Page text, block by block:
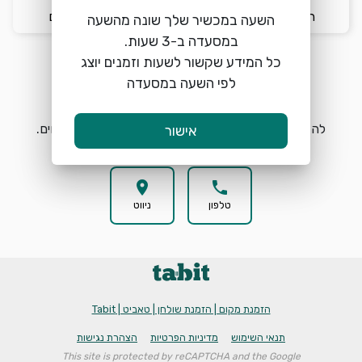
ה׳ 6/8 13:30 2 אורחים
search הזמנת מקום
להזמנת מקום בסטולרו בחרו תאריך, שעה וכמות אורחים.
phone
טלפון
location_on
ניווט
הזמנת מקום | הזמנת שולחן | טאביט | Tabit
תנאי השימוש מדיניות הפרטיות הצהרת נגישות
This site is protected by reCAPTCHA and the Google
השעה במכשיר שלך שונה מהשעה
כל המידע שקשור לשעות וזמנים יוצג
לפי השעה במסעדה
אישור